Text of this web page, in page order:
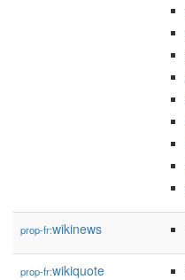
prop-fr:wikinews
prop-fr:wikiquote